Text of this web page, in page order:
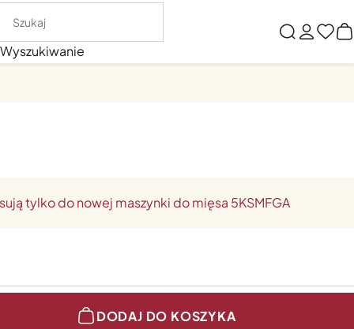
Wyszukiwanie
tylko do nowej maszynki do mięsa 5KSMFGA
DODAJ DO KOSZYKA